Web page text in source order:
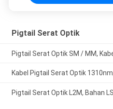
Pigtail Serat Optik
Pigtail Serat Optik SM / MM,
Kabel Pigtail Serat Optik
Pigtail Serat Optik L2M, Bahan